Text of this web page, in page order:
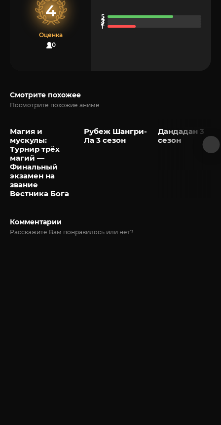
4
Оценка
10
Смотрите похожее
Посмотрите похожие аниме
Магия и
мускулы:
Турнир трёх
магий —
Финальный
экзамен на
звание
Вестника Бога
Рубеж Шангри-
Ла 3 сезон
Дандадан 3
сезон
Комментарии
Расскажите Вам понравилось или нет?